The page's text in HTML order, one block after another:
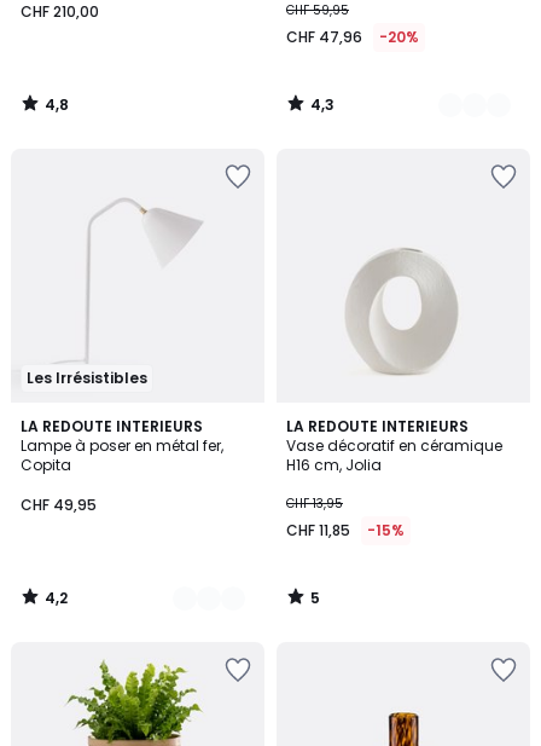
CHF 210,00
4,8
/
CHF 59,95
CHF 47,96 -20%
4,3
/
Les Irrésistibles
LA REDOUTE INTERIEURS
Lampe à poser en métal fer,
Copita
CHF 49,95
4,2
/ 5
5
Couleurs
4,2
/
LA REDOUTE INTERIEURS
Vase décoratif en céramique
H16 cm, Jolia
CHF 13,95
CHF 11,85 -15%
5
/
5
5
/